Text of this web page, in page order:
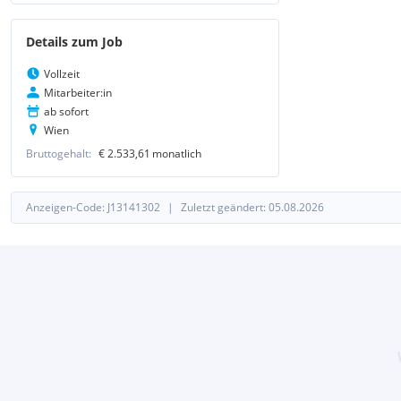
Details zum Job
Vollzeit
Mitarbeiter:in
ab sofort
Wien
Bruttogehalt: € 2.533,61 monatlich
Anzeigen-Code: J13141302 | Zuletzt geändert: 05.08.2026